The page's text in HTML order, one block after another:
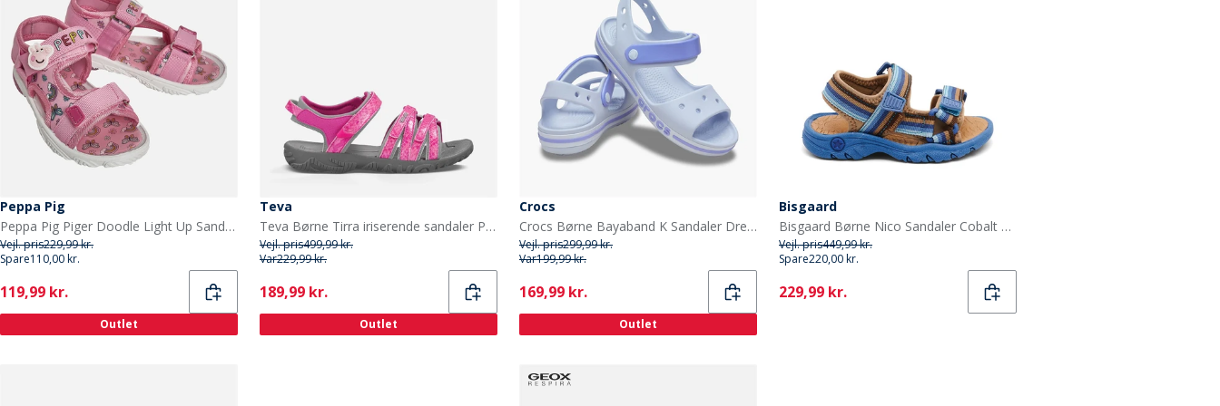
Peppa Pig
Peppa Pig Piger Doodle Light Up Sandaler Lyserød
Vejl. pris229,99 kr.
Spare110,00 kr.
Current
119,99 kr.
Outlet
Teva
Teva Børne Tirra iriserende sandaler Pink
Vejl. pris499,99 kr.
Var229,99 kr.
Current
189,99 kr.
Outlet
Crocs
Crocs Børne Bayaband K Sandaler Dreamscape
Vejl. pris299,99 kr.
Var199,99 kr.
Current
169,99 kr.
Outlet
Bisgaard
Bisgaard Børne Nico Sandaler Cobalt Mix
Vejl. pris449,99 kr.
Spare220,00 kr.
Current
229,99 kr.